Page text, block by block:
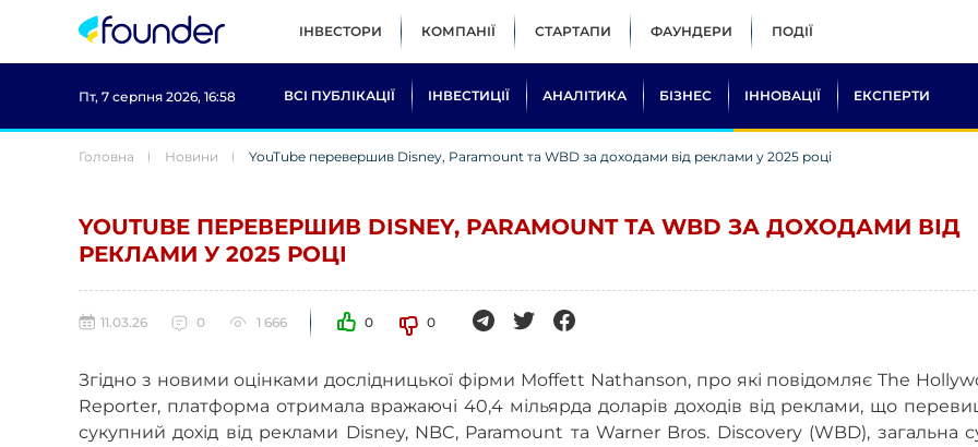
ІНВЕСТОРИ КОМПАНІЇ СТАРТАПИ ФАУНДЕРИ ПОДІЇ
Пт, 7 серпня 2026, 16:58 ВСІ ПУБЛІКАЦІЇ ІНВЕСТИЦІЇ АНАЛІТИКА БІЗНЕС ІННОВАЦІЇ ЕКСПЕРТИ
Головна Новини YouTube перевершив Disney, Paramount та WBD за доходами від реклами у 2025 році
YOUTUBE ПЕРЕВЕРШИВ DISNEY, PARAMOUNT ТА WBD ЗА ДОХОДАМИ ВІД
РЕКЛАМИ У 2025 РОЦІ
11.03.26 0 1 666 0 0
Згідно з новими оцінками дослідницької фірми Moffett Nathanson, про які повідомляє The
Reporter, платформа отримала вражаючі 40,4 мільярда доларів доходів від реклами, що
сукупний дохід від реклами Disney, NBC, Paramount та Warner Bros. Discovery (WBD), загальна